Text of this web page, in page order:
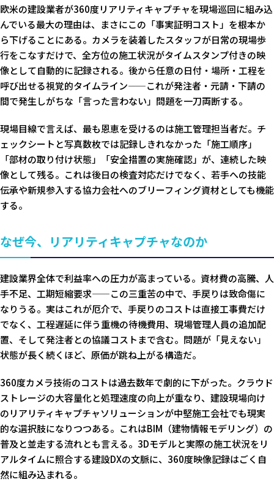
欧米の建設業者が360度リアリティキャプチャを現場巡回に組み込
んでいる最大の理由は、まさにこの「事実証明コスト」を根本か
ら下げることにある。カメラを装着したスタッフが日常の現場歩
行をこなすだけで、全方位の施工状況がタイムスタンプ付きの映
像として自動的に記録される。後から任意の日付・場所・工程を
呼び出せる視覚的タイムライン——これが発注者・元請・下請の
間で発生しがちな「言った言わない」問題を一刀両断する。
現場目線で言えば、最も恩恵を受けるのは施工管理担当者だ。チ
ェックシートと写真数枚では記録しきれなかった「施工順序」
「部材の取り付け状態」「安全措置の実施確認」が、連続した映
像として残る。これは後日の検査対応だけでなく、若手への技能
伝承や新規参入する協力会社へのブリーフィング資材としても機能
する。
なぜ今、リアリティキャプチャなのか
建設業界全体で利益率への圧力が高まっている。資材費の高騰、人
手不足、工期短縮要求——この三重苦の中で、手戻りは致命傷に
なりうる。実はこれが厄介で、手戻りのコストは直接工事費だけ
でなく、工程遅延に伴う重機の待機費用、現場管理人員の追加配
置、そして発注者との協議コストまで含む。問題が「見えない」
状態が長く続くほど、原価が跳ね上がる構造だ。
360度カメラ技術のコストは過去数年で劇的に下がった。クラウド
ストレージの大容量化と処理速度の向上が重なり、建設現場向け
のリアリティキャプチャソリューションが中堅施工会社でも現実
的な選択肢になりつつある。これはBIM（建物情報モデリング）の
普及と並走する流れとも言える。3Dモデルと実際の施工状況をリ
アルタイムに照合する建設DXの文脈に、360度映像記録はごく自
然に組み込まれる。